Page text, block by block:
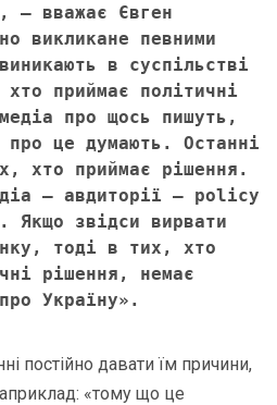
– вважає Євген
викликане певними
в суспільстві
приймає політичні
про щось пишуть,
про це думають. Останні
хто приймає рішення.
– авдиторії – policy
Якщо звідси вирвати
тоді в тих, хто
рішення, немає
Україну».
постійно давати їм причини,
«тому що це